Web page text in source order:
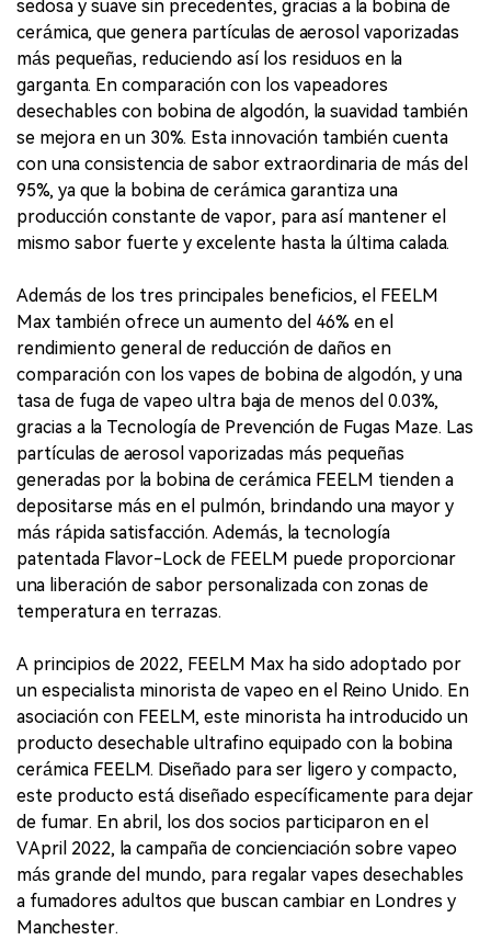
sedosa y suave sin precedentes, gracias a la bobina de
cerámica, que genera partículas de aerosol vaporizadas
más pequeñas, reduciendo así los residuos en la
garganta. En comparación con los vapeadores
desechables con bobina de algodón, la suavidad también
se mejora en un 30%. Esta innovación también cuenta
con una consistencia de sabor extraordinaria de más del
95%, ya que la bobina de cerámica garantiza una
producción constante de vapor, para así mantener el
mismo sabor fuerte y excelente hasta la última calada.
Además de los tres principales beneficios, el FEELM
Max también ofrece un aumento del 46% en el
rendimiento general de reducción de daños en
comparación con los vapes de bobina de algodón, y una
tasa de fuga de vapeo ultra baja de menos del 0.03%,
gracias a la Tecnología de Prevención de Fugas Maze. Las
partículas de aerosol vaporizadas más pequeñas
generadas por la bobina de cerámica FEELM tienden a
depositarse más en el pulmón, brindando una mayor y
más rápida satisfacción. Además, la tecnología
patentada Flavor-Lock de FEELM puede proporcionar
una liberación de sabor personalizada con zonas de
temperatura en terrazas.
A principios de 2022, FEELM Max ha sido adoptado por
un especialista minorista de vapeo en el Reino Unido. En
asociación con FEELM, este minorista ha introducido un
producto desechable ultrafino equipado con la bobina
cerámica FEELM. Diseñado para ser ligero y compacto,
este producto está diseñado específicamente para dejar
de fumar. En abril, los dos socios participaron en el
VApril 2022, la campaña de concienciación sobre vapeo
más grande del mundo, para regalar vapes desechables
a fumadores adultos que buscan cambiar en Londres y
Manchester.